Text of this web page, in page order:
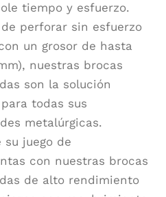
tiempo y esfuerzo.
de perforar sin esfuerzo
un grosor de hasta
nuestras brocas
son la solución
todas sus
metalúrgicas.
su juego de
con nuestras brocas
de alto rendimiento